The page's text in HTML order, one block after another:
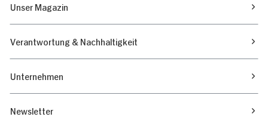
Unser Magazin
Verantwortung & Nachhaltigkeit
Unternehmen
Newsletter